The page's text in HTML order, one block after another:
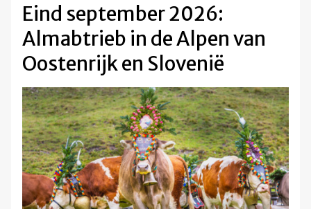
Eind september 2026:
Almabtrieb in de Alpen van
Oostenrijk en Slovenië